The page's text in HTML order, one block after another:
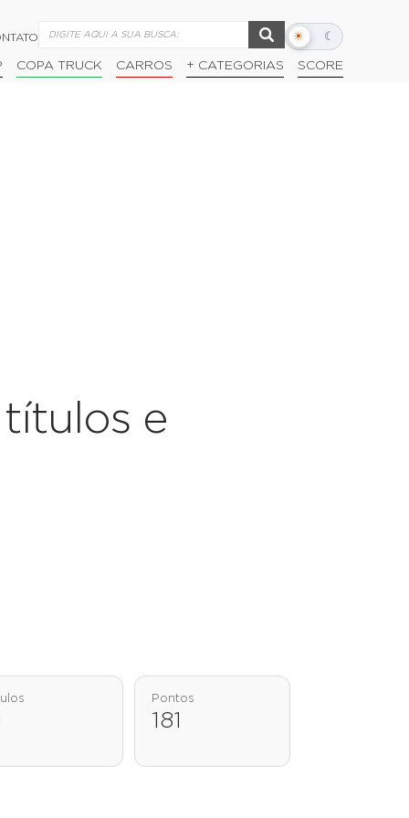
☀ ☾
Alternar
escuro
COPA TRUCK CARROS + CATEGORIAS SCORE
e
Pontos
181